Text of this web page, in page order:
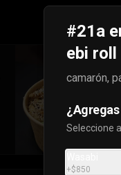
#21a
ebi roll
camarón,
Seleccione
+$850